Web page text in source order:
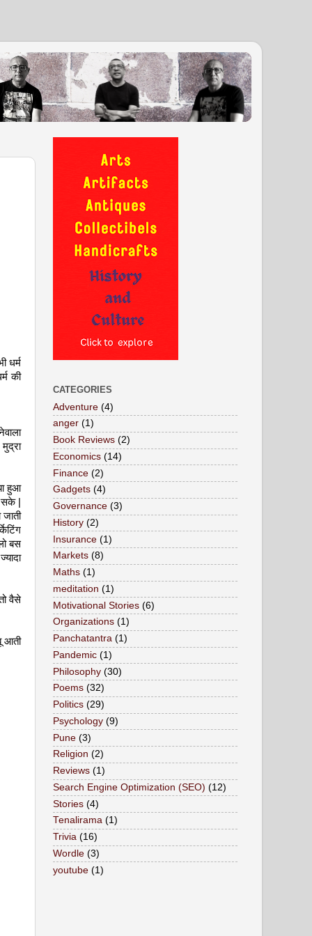
धर्म
की
हुआ
|
बस
वैसे
आती
CATEGORIES
Adventure (4)
anger (1)
Book Reviews (2)
Economics (14)
Finance (2)
Gadgets (4)
Governance (3)
History (2)
Insurance (1)
Markets (8)
Maths (1)
meditation (1)
Motivational Stories (6)
Organizations (1)
Panchatantra (1)
Pandemic (1)
Philosophy (30)
Poems (32)
Politics (29)
Psychology (9)
Pune (3)
Religion (2)
Reviews (1)
Search Engine Optimization (SEO) (12)
Stories (4)
Tenalirama (1)
Trivia (16)
Wordle (3)
youtube (1)